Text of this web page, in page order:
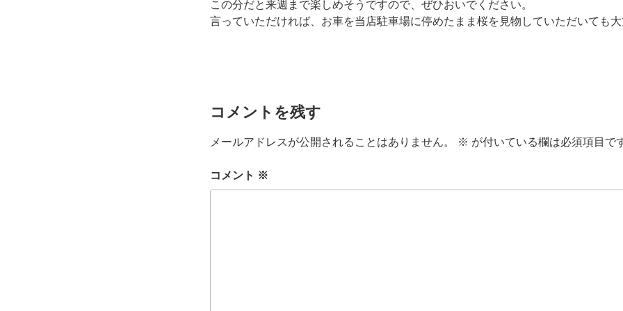
この分だと来週まで楽しめそうですので、ぜひおいでください。
言っていただければ、お車を当店駐車場に停めたまま桜を見物していただいても大
コメントを残す
メールアドレスが公開されることはありません。 ※ が付いている欄は必須項目で
コメント ※